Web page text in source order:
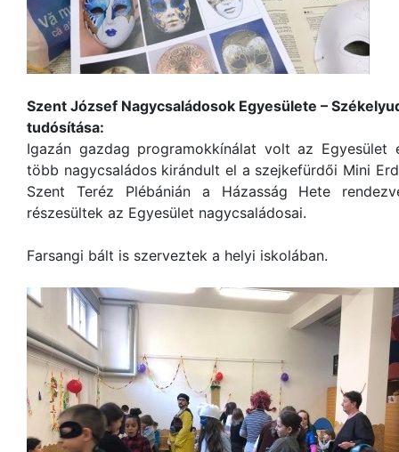
Szent József Nagycsaládosok Egyesülete –
tudósítása:
Igazán gazdag programokkínálat volt az Egyesület
több nagycsaládos kirándult el a szejkefürdői Mini
Szent Teréz Plébánián a Házasság Hete
részesültek az Egyesület nagycsaládosai.
Farsangi bált is szerveztek a helyi iskolában.